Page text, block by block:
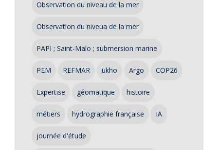
Observation du niveau de la mer
Observation du niveua de la mer
PAPI ; Saint-Malo ; submersion marine
PEM REFMAR ukho Argo COP26
Expertise géomatique histoire
métiers hydrographie française IA
journée d'étude